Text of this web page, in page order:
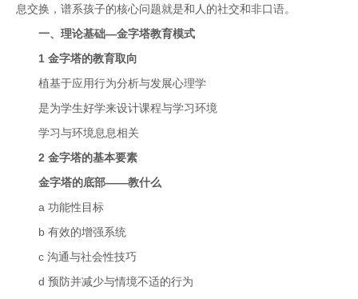
息交换，谱系孩子的核心问题就是和人的社交和非口语。
一、理论基础—金字塔教育模式
1 金字塔的教育取向
植基于应用行为分析与发展心理学
是为学生好学来设计课程与学习环境
学习与环境息息相关
2 金字塔的基本要素
金字塔的底部——教什么
a 功能性目标
b 有效的增强系统
c 沟通与社会性技巧
d 预防并减少与情境不适的行为